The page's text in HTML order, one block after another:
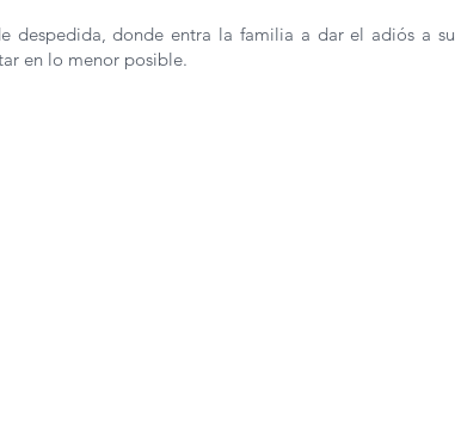
despedida, donde entra la familia a dar el adiós a su
en lo menor posible.